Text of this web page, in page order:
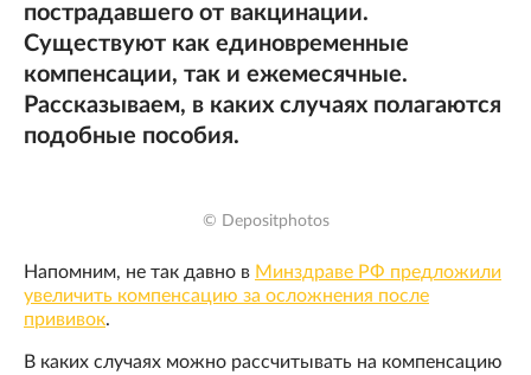
пострадавшего от вакцинации.
Существуют как единовременные
компенсации, так и ежемесячные.
Рассказываем, в каких случаях полагаются
подобные пособия.
© Depositphotos
Напомним, не так давно в Минздраве РФ предложили
увеличить компенсацию за осложнения после
прививок.
В каких случаях можно рассчитывать на компенсацию